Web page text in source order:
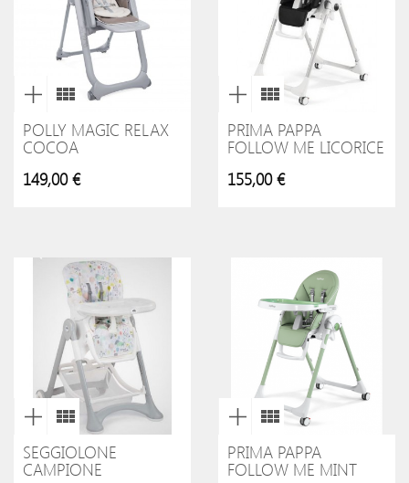
POLLY MAGIC RELAX
COCOA
149,00 €
PRIMA PAPPA
FOLLOW ME LICORICE
155,00 €
SEGGIOLONE
CAMPIONE
PRIMA PAPPA
FOLLOW ME MINT